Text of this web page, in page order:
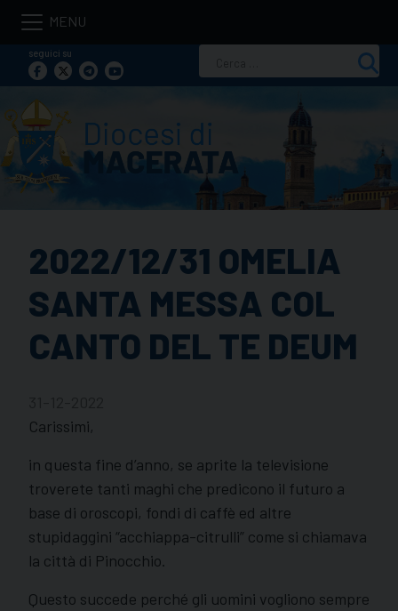
Skip
contentseguici su
per:
2022/12/31 OMELIA
SANTA MESSA COL
CANTO DEL TE DEUM
Carissimi,
in questa fine d’anno, se aprite la televisione
troverete tanti maghi che predicono il futuro a
base di oroscopi, fondi di caffè ed altre
stupidaggini “acchiappa-citrulli” come si chiamava
la città di Pinocchio.
Questo succede perché gli uomini vogliono sempre